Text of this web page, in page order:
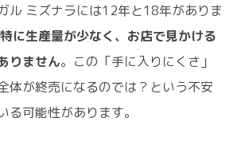
ル ミズナラには12年と18年がありま
に生産量が少なく、お店で見かける
りません。この「手に入りにくさ」
体が終売になるのでは？という不安
る可能性があります。